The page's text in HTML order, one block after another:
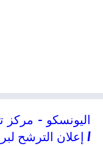
/ إعلان الترشح